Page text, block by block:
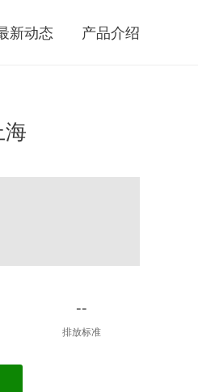
产品介绍
新动态
--
排放标准